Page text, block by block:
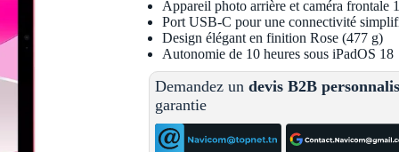
Appareil photo arrière et caméra frontale
Port USB-C pour une connectivité
Design élégant en finition Rose (477 g)
Autonomie de 10 heures sous iPadOS 18
Demandez undevis B2B
garantie